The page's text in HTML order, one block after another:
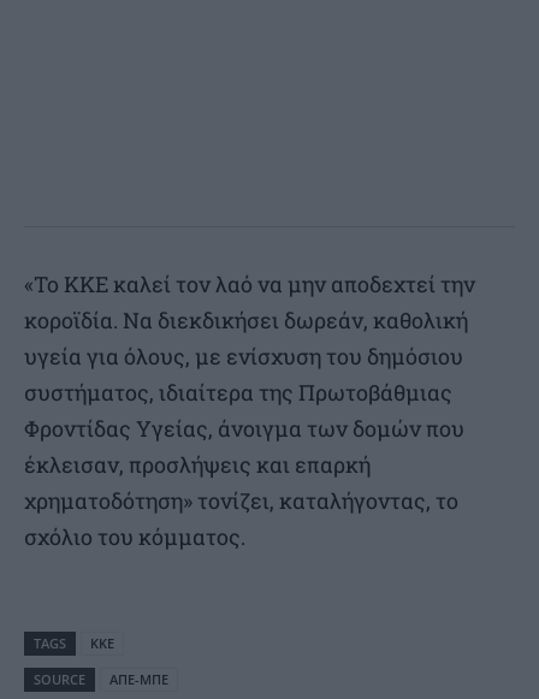
«Το ΚΚΕ καλεί τον λαό να μην αποδεχτεί την
κοροϊδία. Να διεκδικήσει δωρεάν, καθολική
υγεία για όλους, με ενίσχυση του δημόσιου
συστήματος, ιδιαίτερα της Πρωτοβάθμιας
Φροντίδας Υγείας, άνοιγμα των δομών που
έκλεισαν, προσλήψεις και επαρκή
χρηματοδότηση» τονίζει, καταλήγοντας, το
σχόλιο του κόμματος.
TAGS
ΚΚΕ
SOURCE
ΑΠΕ-ΜΠΕ